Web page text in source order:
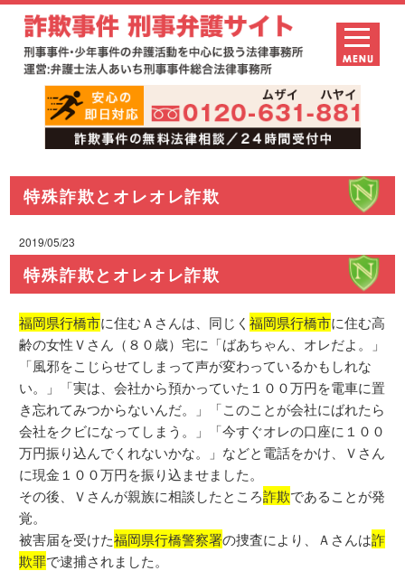
特殊詐欺とオレオレ詐欺
2019/05/23
特殊詐欺とオレオレ詐欺
福岡県行橋市に住むＡさんは、同じく福岡県行橋市に住む高
齢の女性Ｖさん（８０歳）宅に「ばあちゃん、オレだよ。」
「風邪をこじらせてしまって声が変わっているかもしれな
い。」「実は、会社から預かっていた１００万円を電車に置
き忘れてみつからないんだ。」「このことが会社にばれたら
会社をクビになってしまう。」「今すぐオレの口座に１００
万円振り込んでくれないかな。」などと電話をかけ、Ｖさん
に現金１００万円を振り込ませました。
その後、Ｖさんが親族に相談したところ詐欺であることが発
覚。
被害届を受けた福岡県行橋警察署の捜査により、Ａさんは詐
欺罪で逮捕されました。